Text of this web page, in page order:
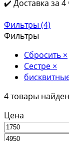
✔️ Доставка за 4
Фильтры (4)
Фильтры
Сбросить ×
Сестре ×
4товары
Цена